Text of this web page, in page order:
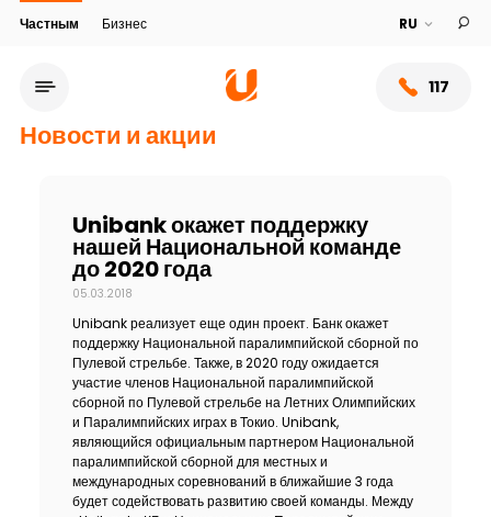
Частным Бизнес
117
Сеть обслуживания
О банке
Устойчивость
Новости и акции
Unibank окажет поддержку
нашей Национальной команде
до 2020 года
05.03.2018
Unibank реализует еще один проект. Банк окажет
поддержку Национальной паралимпийской сборной по
Пулевой стрельбе. Также, в 2020 году ожидается
участие членов Национальной паралимпийской
сборной по Пулевой стрельбе на Летних Олимпийских
и Паралимпийских играх в Токио. Unibank,
являющийся официальным партнером Национальной
паралимпийской сборной для местных и
международных соревнований в ближайшие 3 года
будет содействовать развитию своей команды. Между